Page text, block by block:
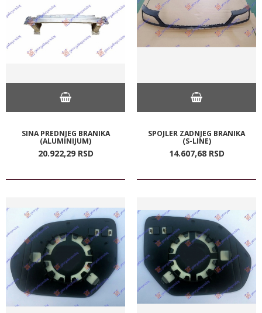
SINA PREDNJEG BRANIKA
(ALUMINIJUM)
20.922,29 RSD
SPOJLER ZADNJEG BRANIKA
(S-LINE)
14.607,68 RSD